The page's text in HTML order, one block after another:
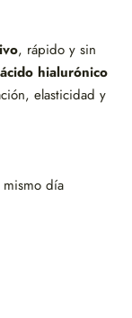
, rápido y sin
hialurónico
elasticidad y
día